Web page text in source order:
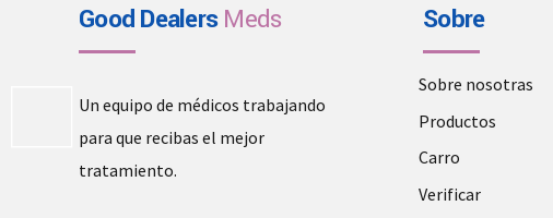
Good DealersMeds
Un equipo de médicos trabajando
para que recibas el mejor
tratamiento.
Sobre
Sobre nosotras
Productos
Carro
Verificar